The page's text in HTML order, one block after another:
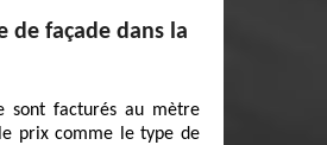
de façade dans la
sont facturés au mètre
prix comme le type de